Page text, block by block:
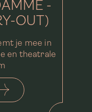
-
OUT)
je mee in
en theatrale